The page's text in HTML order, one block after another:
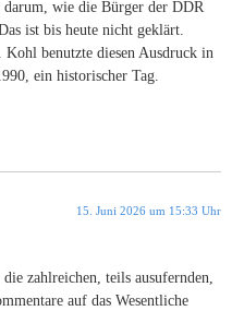
wie die Bürger der DDR
ist bis heute nicht geklärt.
benutzte diesen Ausdruck in
ein historischer Tag.
15. Juni 2026 um 15:33 Uhr
zahlreichen, teils ausufernden,
auf das Wesentliche